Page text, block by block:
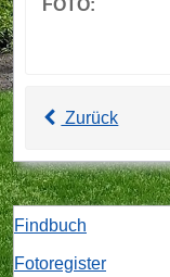
FOTO:
Zurück
Findbuch
Fotoregister